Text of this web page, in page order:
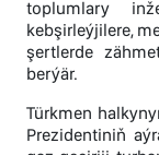
toplumlary
kebşirleýjilere,
şertlerde
berýär.
Türkmen
Prezidentiniň